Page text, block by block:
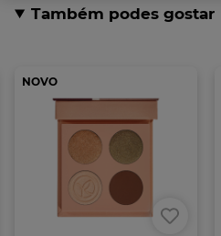
COMPROMISSO
animal
• Embalagem em cartão
• Sem espelho e sem iman
Formato: Paleta
Também podes gostar
NOVO